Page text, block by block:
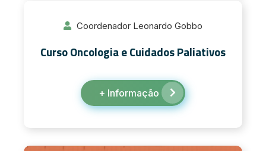
Coordenador Leonardo Gobbo
Curso Oncologia e Cuidados Paliativos
+ Informação